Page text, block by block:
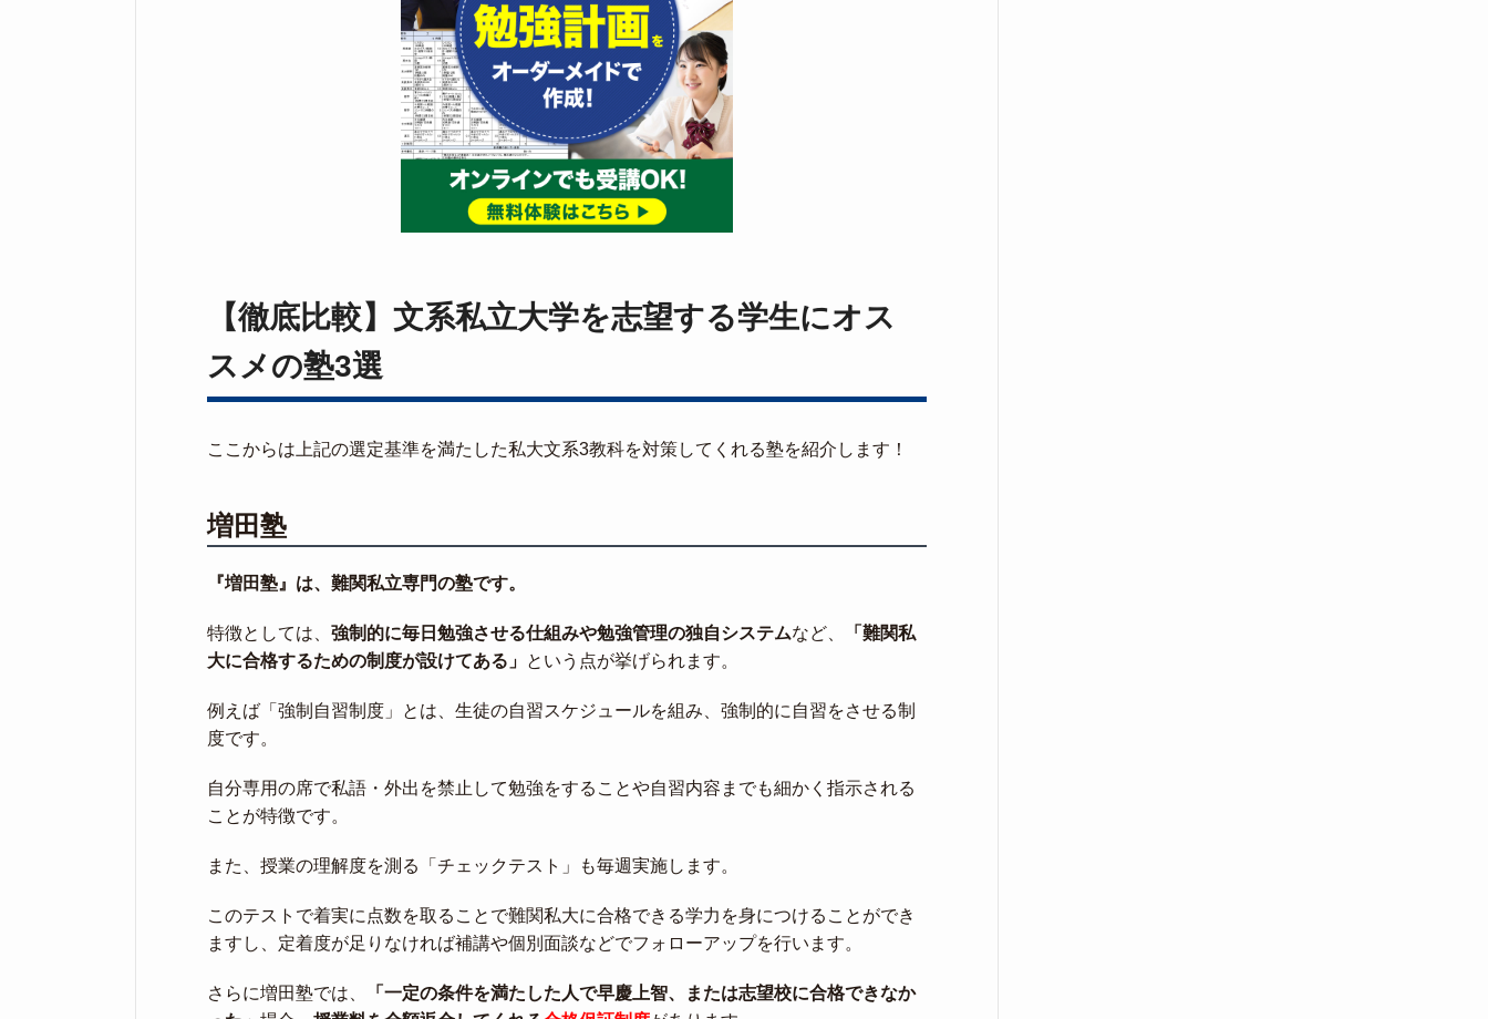
【徹底比較】文系私立大学を志望する学生にオス
スメの塾3選
ここからは上記の選定基準を満たした私大文系3教科を対策してくれる塾を紹介します！
増田塾
『増田塾』は、難関私立専門の塾です。
特徴としては、 強制的に毎日勉強させる仕組みや勉強管理の独自システムなど、
「難関私
大に合格するための制度が設けてある」 という点が挙げられます。
例えば「強制自習制度」とは、生徒の自習スケジュールを組み、強制的に自習をさせる制
度です。
自分専用の席で私語・外出を禁止して勉強をすることや自習内容までも細かく指示される
ことが特徴です。
また、授業の理解度を測る「チェックテスト」も毎週実施します。
このテストで着実に点数を取ることで難関私大に合格できる学力を身につけることができ
ますし、定着度が足りなければ補講や個別面談などでフォローアップを行います。
さらに増田塾では、
「一定の条件を満たした人で早慶上智、または志望校に合格できなか